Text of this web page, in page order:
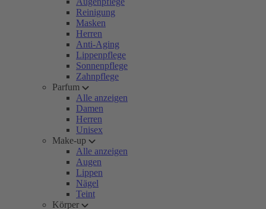
Reinigung
Masken
Herren
Anti-Aging
Lippenpflege
Sonnenpflege
Zahnpflege
Parfum
Alle anzeigen
Damen
Herren
Unisex
Make-up
Alle anzeigen
Augen
Lippen
Nägel
Teint
Körper